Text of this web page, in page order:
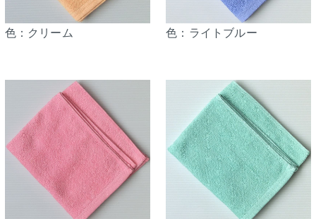
色：クリーム 色：ライトブルー